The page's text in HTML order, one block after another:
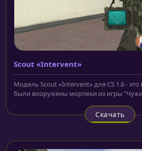
Scout «Intervent»
Модель Scout «Intervent» для CS 1.6 - это
были вооружены морпехи из игры
Скачать